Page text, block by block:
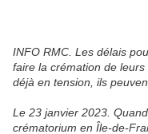
INFO RMC. Les délais
faire la crémation de
déjà en tension, ils
Le 23 janvier 2023.
crématorium en Île-de-